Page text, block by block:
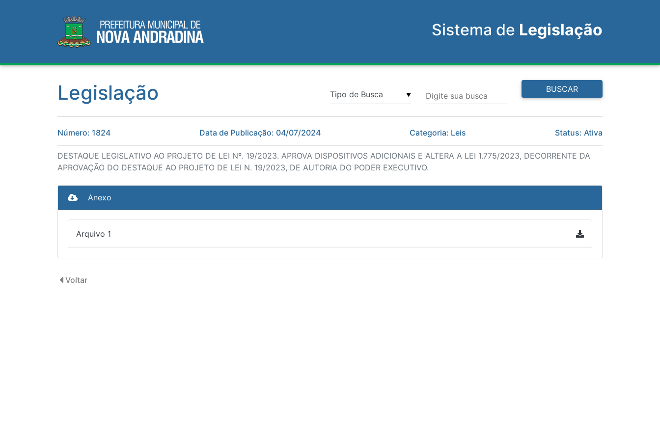
Sistema de Legislação
Legislação ▼ Digite sua busca
BUSCAR
Número: 1824 Data de Publicação: 04/07/2024 Categoria: Leis Status: Ativa
DESTAQUE LEGISLATIVO AO PROJETO DE LEI Nº. 19/2023. APROVA DISPOSITIVOS ADICIONAIS E ALTERA A LEI 1.775/2023, DECORRENTE DA
APROVAÇÃO DO DESTAQUE AO PROJETO DE LEI N. 19/2023, DE AUTORIA DO PODER EXECUTIVO.
Anexo
Arquivo 1
Voltar